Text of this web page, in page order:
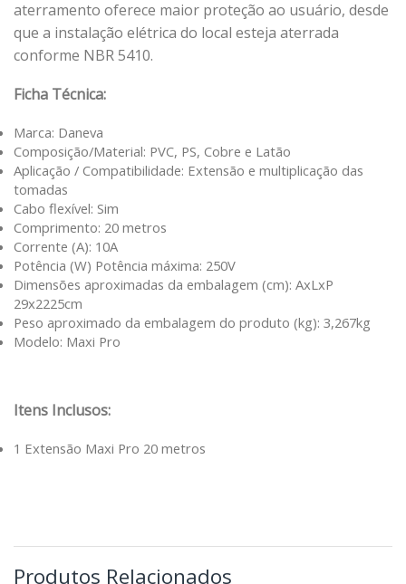
aterramento oferece maior proteção ao usuário, desde
que a instalação elétrica do local esteja aterrada
conforme NBR 5410.
Ficha Técnica:
Marca: Daneva
Composição/Material: PVC, PS, Cobre e Latão
Aplicação / Compatibilidade: Extensão e multiplicação das
tomadas
Cabo flexível: Sim
Comprimento: 20 metros
Corrente (A): 10A
Potência (W) Potência máxima: 250V
Dimensões aproximadas da embalagem (cm): AxLxP
29x2225cm
Peso aproximado da embalagem do produto (kg): 3,267kg
Modelo: Maxi Pro
Itens Inclusos:
1 Extensão Maxi Pro 20 metros
Produtos Relacionados